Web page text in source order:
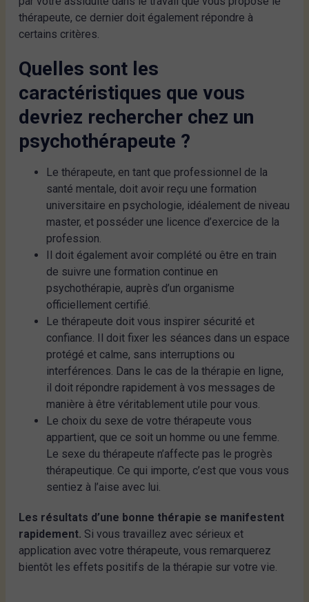
thérapeute, ce dernier doit également répondre à
certains critères.
Quelles sont les
caractéristiques que vous
devriez rechercher chez un
psychothérapeute ?
Le thérapeute, en tant que professionnel de la
santé mentale, doit avoir reçu une formation
universitaire en psychologie, idéalement de niveau
master, et posséder une licence d’exercice de la
profession.
Il doit également avoir complété ou être en train
de suivre une formation continue en
psychothérapie, auprès d’un organisme
officiellement certifié.
Le thérapeute doit vous inspirer sécurité et
confiance. Il doit fixer les séances dans un espace
protégé et calme, sans interruptions ou
interférences. Dans le cas de la thérapie en ligne,
il doit répondre rapidement à vos messages de
manière à être véritablement utile pour vous.
Le choix du sexe de votre thérapeute vous
appartient, que ce soit un homme ou une femme.
Le sexe du thérapeute n’affecte pas le progrès
thérapeutique. Ce qui importe, c’est que vous vous
sentiez à l’aise avec lui.
Les résultats d’une bonne thérapie se manifestent
rapidement. Si vous travaillez avec sérieux et
application avec votre thérapeute, vous remarquerez
bientôt les effets positifs de la thérapie sur votre vie.